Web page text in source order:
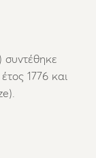
συντέθηκε
1776 και